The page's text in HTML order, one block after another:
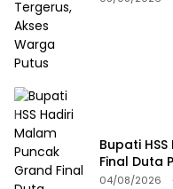
Bupati
Final Duta
04/08/2026